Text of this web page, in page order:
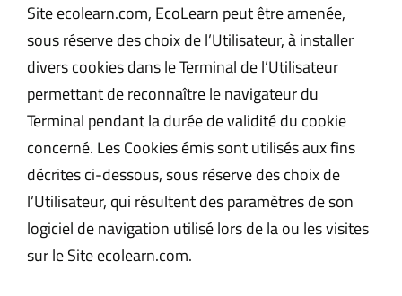
Site ecolearn.com, EcoLearn peut être amenée,
sous réserve des choix de l’Utilisateur, à installer
divers cookies dans le Terminal de l’Utilisateur
permettant de reconnaître le navigateur du
Terminal pendant la durée de validité du cookie
concerné. Les Cookies émis sont utilisés aux fins
décrites ci-dessous, sous réserve des choix de
l’Utilisateur, qui résultent des paramètres de son
logiciel de navigation utilisé lors de la ou les visites
sur le Site ecolearn.com.